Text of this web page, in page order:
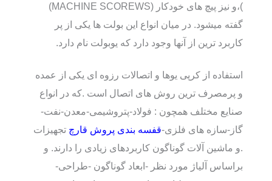
)،و نیز پیچ های خودکار (MACHINE SCOREWS)
گفته میشود. در میان انواع این بولت ها یکی از پر
کاربرد ترین از آنها وجود دارد که یوبولت نام دارد.
استفاده از کرپی یوها و اتصالات رزوه ای یکی از عمده
و پرمصرف ترین روش های اتصال است .که در انواع
صنایع مختلف همچون : فولاد-پتروشیمی-معدن-نفت-
گاز-سازه های فلزی-قفسه بندی پروش قارچ تجهیزات
.و ماشین آلات گوناگون کاربردهای زیادی را دارند. و
براساس آلیاژ مورد نظر -ابعاد گوناگون -طراحی-